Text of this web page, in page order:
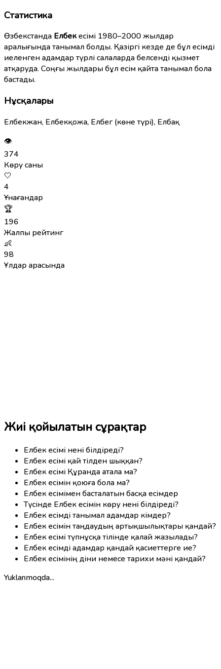
Статистика
Өзбекстанда Елбекесімі 1980–2000 жылдар
аралығында танымал болды. Қазіргі кезде де бұл есімді
иеленген адамдар түрлі салаларда белсенді қызмет
атқаруда. Соңғы жылдары бұл есім қайта танымал бола
бастады.
Нұсқалары
Елбекжан, Елбекқожа, Елбег (көне түрі), Елбақ
👁
374
Көру саны
🤍
4
Ұнағандар
🏆
196
Жалпы рейтинг
👶
98
Ұлдар арасында
Жиі қойылатын сұрақтар
Елбек есімі нені білдіреді?
Елбек есімі қай тілден шыққан?
Елбек есімі Құранда атала ма?
Елбек есімін қоюға бола ма?
Елбек есімімен басталатын басқа есімдер
Түсінде Елбек есімін көру нені білдіреді?
Елбек есімді танымал адамдар кімдер?
Елбек есімін таңдаудың артықшылықтары қандай?
Елбек есімі түпнұсқа тілінде қалай жазылады?
Елбек есімді адамдар қандай қасиеттерге ие?
Елбек есімінің діни немесе тарихи мәні қандай?
Yuklanmoqda...